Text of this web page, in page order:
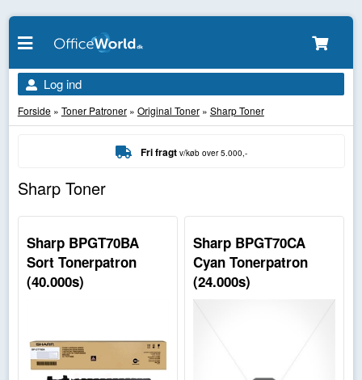
Log ind
Forside» Toner Patroner» Original Toner» Sharp Toner
Fri fragt v/køb over 5.000,-
Sharp Toner
Sharp BPGT70BA
Sort Tonerpatron
(40.000s)
Sharp BPGT70CA
Cyan Tonerpatron
(24.000s)